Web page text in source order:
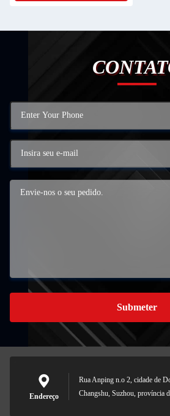
Submeter
Endereço
Rua Anping n.o 2, cidade de
Changshu, Suzhou, província